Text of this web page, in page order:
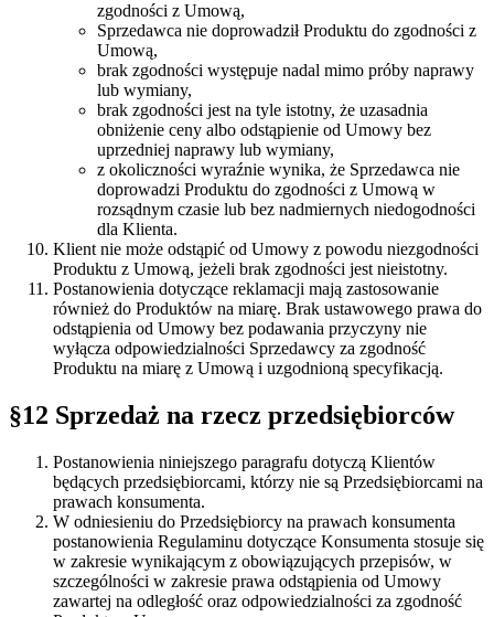
zgodności z Umową,
Sprzedawca nie doprowadził Produktu do zgodności z
Umową,
brak zgodności występuje nadal mimo próby naprawy
lub wymiany,
brak zgodności jest na tyle istotny, że uzasadnia
obniżenie ceny albo odstąpienie od Umowy bez
uprzedniej naprawy lub wymiany,
z okoliczności wyraźnie wynika, że Sprzedawca nie
doprowadzi Produktu do zgodności z Umową w
rozsądnym czasie lub bez nadmiernych niedogodności
dla Klienta.
Klient nie może odstąpić od Umowy z powodu niezgodności
Produktu z Umową, jeżeli brak zgodności jest nieistotny.
Postanowienia dotyczące reklamacji mają zastosowanie
również do Produktów na miarę. Brak ustawowego prawa do
odstąpienia od Umowy bez podawania przyczyny nie
wyłącza odpowiedzialności Sprzedawcy za zgodność
Produktu na miarę z Umową i uzgodnioną specyfikacją.
§12 Sprzedaż na rzecz przedsiębiorców
Postanowienia niniejszego paragrafu dotyczą Klientów
będących przedsiębiorcami, którzy nie są Przedsiębiorcami na
prawach konsumenta.
W odniesieniu do Przedsiębiorcy na prawach konsumenta
postanowienia Regulaminu dotyczące Konsumenta stosuje się
w zakresie wynikającym z obowiązujących przepisów, w
szczególności w zakresie prawa odstąpienia od Umowy
zawartej na odległość oraz odpowiedzialności za zgodność